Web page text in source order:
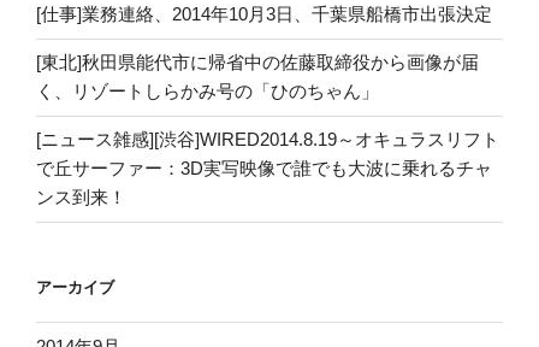
[仕事]業務連絡、2014年10月3日、千葉県船橋市出張決定
[東北]秋田県能代市に帰省中の佐藤取締役から画像が届
く、リゾートしらかみ号の「ひのちゃん」
[ニュース雑感][渋谷]WIRED2014.8.19～オキュラスリフト
で丘サーファー：3D実写映像で誰でも大波に乗れるチャ
ンス到来！
アーカイブ